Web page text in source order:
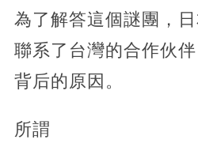
為了解答這個謎團，
聯系了台灣的合作伙
背后的原因。
所謂